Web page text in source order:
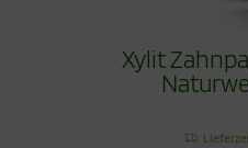
Xylit